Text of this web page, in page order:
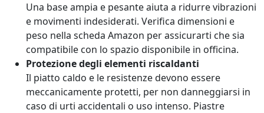
Una base ampia e pesante aiuta a ridurre vibrazioni
e movimenti indesiderati. Verifica dimensioni e
peso nella scheda Amazon per assicurarti che sia
compatibile con lo spazio disponibile in officina.
Protezione degli elementi riscaldanti
Il piatto caldo e le resistenze devono essere
meccanicamente protetti, per non danneggiarsi in
caso di urti accidentali o uso intenso. Piastre